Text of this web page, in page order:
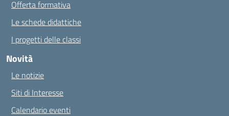
Offerta formativa
Le schede didattiche
I progetti delle classi
Novità
Le notizie
Siti di Interesse
Calendario eventi